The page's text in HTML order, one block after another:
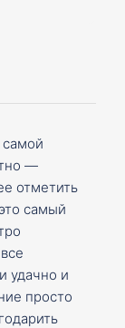
—
отметить
самый
удачно и
просто